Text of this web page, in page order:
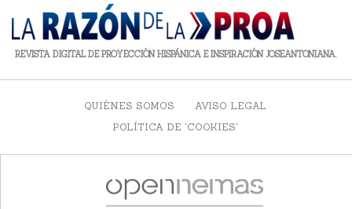
REVISTA DIGITAL DE PROYECCIÓN HISPÁNICA E INSPIRACIÓN JOSEANTONIANA.
QUIÉNES SOMOS
AVISO LEGAL
POLÍTICA DE 'COOKIES'